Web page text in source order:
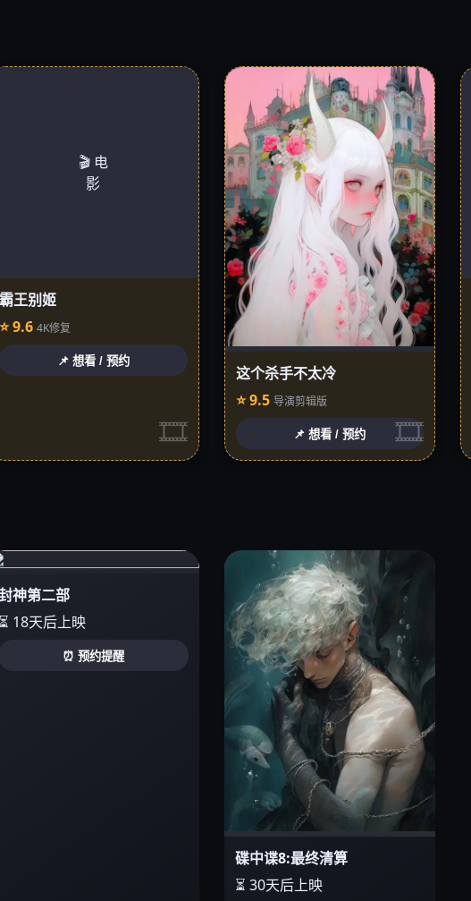
🎬 电
影
霸王别姬
⭐ 9.6 4K修复
📌 想看 / 预约
这个杀手不太冷
⭐ 9.5 导演剪辑版
📌 想看 / 预约
神第二部
⏳ 18天后上映
⏰ 预约提醒
碟中谍8:最终清算
⏳ 30天后上映